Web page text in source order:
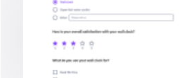
Mjesečno
Rijetko